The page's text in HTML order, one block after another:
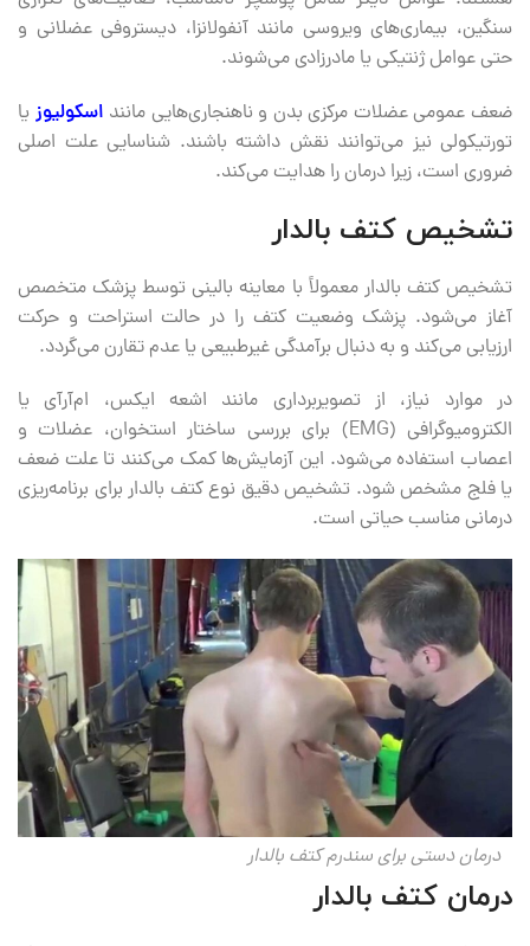
سنگین، بیماری‌های ویروسی مانند آنفولانزا، دیستروفی عضلانی و
حتی عوامل ژنتیکی یا مادرزادی می‌شوند.
ضعف عمومی عضلات مرکزی بدن و ناهنجاری‌هایی مانند اسکولیوز یا
تورتیکولی نیز می‌توانند نقش داشته باشند. شناسایی علت اصلی
ضروری است، زیرا درمان را هدایت می‌کند.
تشخیص کتف بالدار
تشخیص کتف بالدار معمولاً با معاینه بالینی توسط پزشک متخصص
آغاز می‌شود. پزشک وضعیت کتف را در حالت استراحت و حرکت
ارزیابی می‌کند و به دنبال برآمدگی غیرطبیعی یا عدم تقارن می‌گردد.
در موارد نیاز، از تصویربرداری مانند اشعه ایکس، ام‌آرآی یا
الکترومیوگرافی (EMG) برای بررسی ساختار استخوان، عضلات و
اعصاب استفاده می‌شود. این آزمایش‌ها کمک می‌کنند تا علت ضعف
یا فلج مشخص شود. تشخیص دقیق نوع کتف بالدار برای برنامه‌ریزی
درمانی مناسب حیاتی است.
درمان دستی برای سندرم کتف بالدار
درمان کتف بالدار